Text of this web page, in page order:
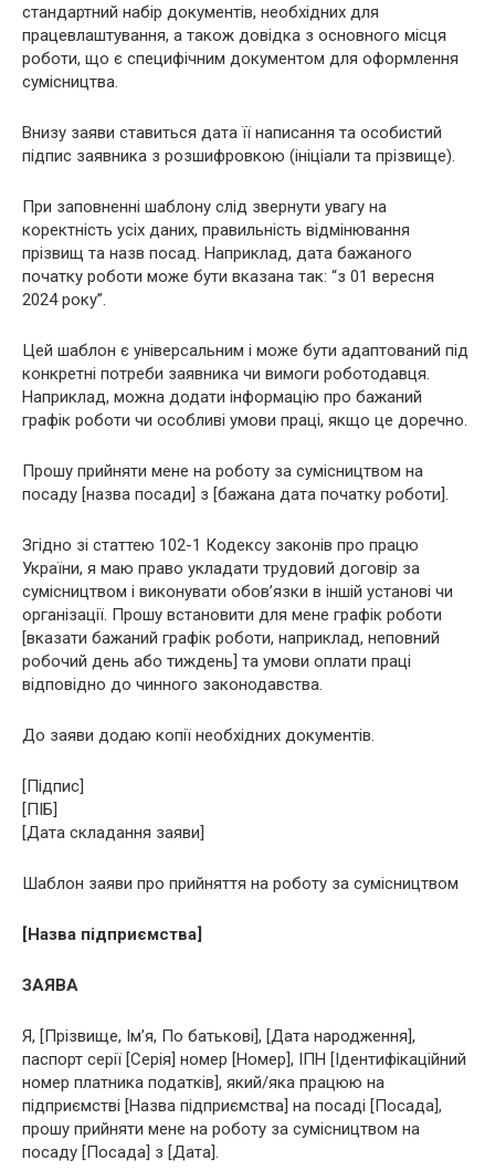
стандартний набір документів, необхідних для
працевлаштування, а також довідка з основного місця
роботи, що є специфічним документом для оформлення
сумісництва.
Внизу заяви ставиться дата її написання та особистий
підпис заявника з розшифровкою (ініціали та прізвище).
При заповненні шаблону слід звернути увагу на
коректність усіх даних, правильність відмінювання
прізвищ та назв посад. Наприклад, дата бажаного
початку роботи може бути вказана так: “з 01 вересня
2024 року”.
Цей шаблон є універсальним і може бути адаптований під
конкретні потреби заявника чи вимоги роботодавця.
Наприклад, можна додати інформацію про бажаний
графік роботи чи особливі умови праці, якщо це доречно.
Прошу прийняти мене на роботу за сумісництвом на
посаду [назва посади] з [бажана дата початку роботи].
Згідно зі статтею 102-1 Кодексу законів про працю
України, я маю право укладати трудовий договір за
сумісництвом і виконувати обов’язки в іншій установі чи
організації. Прошу встановити для мене графік роботи
[вказати бажаний графік роботи, наприклад, неповний
робочий день або тиждень] та умови оплати праці
відповідно до чинного законодавства.
До заяви додаю копії необхідних документів.
[Підпис]
[ПІБ]
[Дата складання заяви]
Шаблон заяви про прийняття на роботу за сумісництвом
[Назва підприємства]
ЗАЯВА
Я, [Прізвище, Ім’я, По батькові], [Дата народження],
паспорт серії [Серія] номер [Номер], ІПН [Ідентифікаційний
номер платника податків], який/яка працюю на
підприємстві [Назва підприємства] на посаді [Посада],
прошу прийняти мене на роботу за сумісництвом на
посаду [Посада] з [Дата].